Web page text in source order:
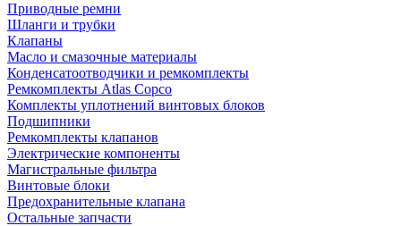
Приводные ремни
Шланги и трубки
Клапаны
Масло и смазочные материалы
Конденсатоотводчики и ремкомплекты
Ремкомплекты Atlas Copco
Комплекты уплотнений винтовых блоков
Подшипники
Ремкомплекты клапанов
Электрические компоненты
Магистральные фильтра
Винтовые блоки
Предохранительные клапана
Остальные запчасти